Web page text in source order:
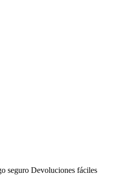
seguro Devoluciones fáciles